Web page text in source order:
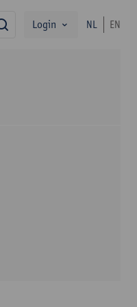
zoekLogin NL EN